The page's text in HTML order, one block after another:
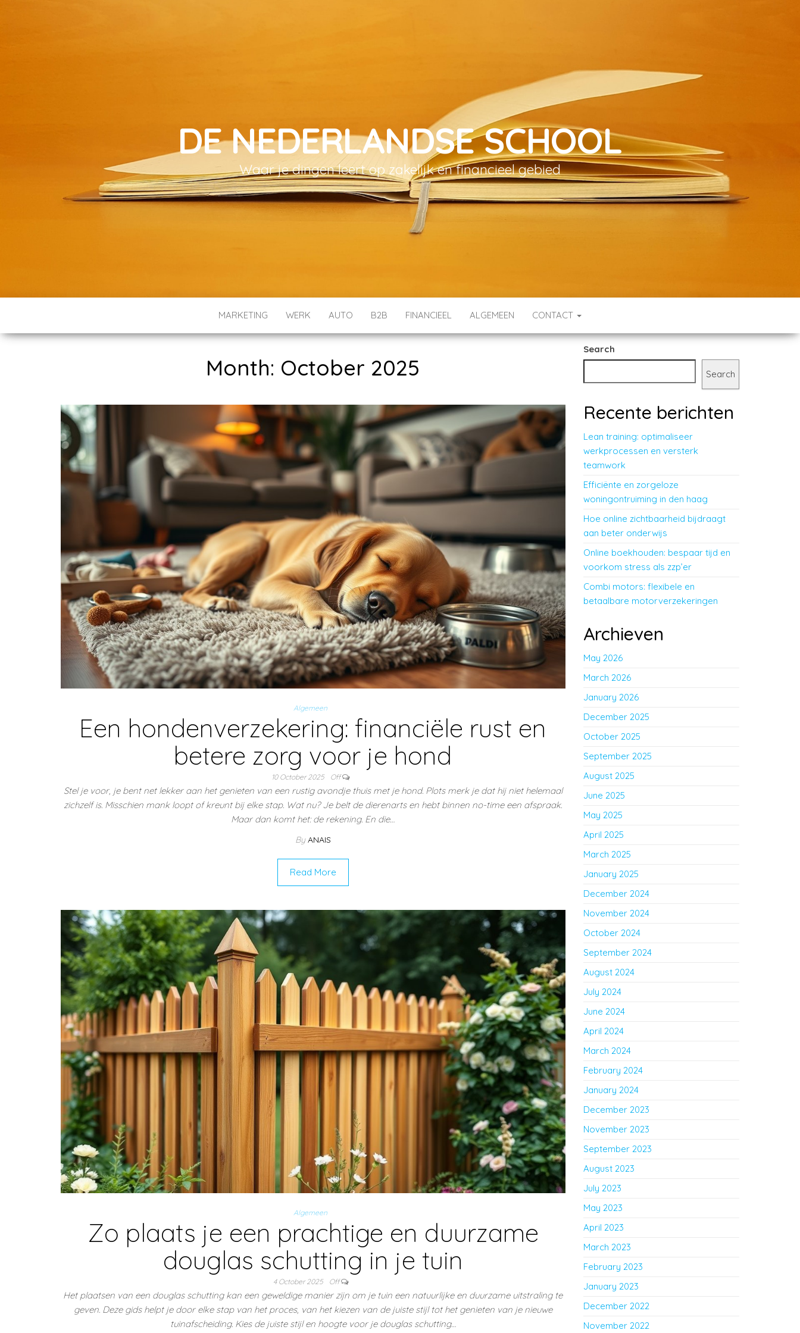
DE NEDERLANDSE SCHOOL
Waar je dingen leert op zakelijk en financieel gebied
MARKETING WERK AUTO B2B FINANCIEEL ALGEMEEN CONTACT
Month: October 2025
Algemeen
Een hondenverzekering: financiële rust en
betere zorg voor je hond
10 October 2025 Off
Stel je voor, je bent net lekker aan het genieten van een rustig avondje thuis met je hond. Plots merk je dat hij niet helemaal
zichzelf is. Misschien mank loopt of kreunt bij elke stap. Wat nu? Je belt de dierenarts en hebt binnen no-time een afspraak.
Maar dan komt het: de rekening. En die…
By ANAIS
Read More
Algemeen
Zo plaats je een prachtige en duurzame
douglas schutting in je tuin
4 October 2025 Off
Het plaatsen van een douglas schutting kan een geweldige manier zijn om je tuin een natuurlijke en duurzame uitstraling te
geven. Deze gids helpt je door elke stap van het proces, van het kiezen van de juiste stijl tot het genieten van je nieuwe
tuinafscheiding. Kies de juiste stijl en hoogte voor je douglas schutting…
Search
Search
Recente berichten
Lean training: optimaliseer
werkprocessen en versterk
teamwork
Efficiënte en zorgeloze
woningontruiming in den haag
Hoe online zichtbaarheid bijdraagt
aan beter onderwijs
Online boekhouden: bespaar tijd en
voorkom stress als zzp’er
Combi motors: flexibele en
betaalbare motorverzekeringen
Archieven
May 2026
March 2026
January 2026
December 2025
October 2025
September 2025
August 2025
June 2025
May 2025
April 2025
March 2025
January 2025
December 2024
November 2024
October 2024
September 2024
August 2024
July 2024
June 2024
April 2024
March 2024
February 2024
January 2024
December 2023
November 2023
September 2023
August 2023
July 2023
May 2023
April 2023
March 2023
February 2023
January 2023
December 2022
November 2022